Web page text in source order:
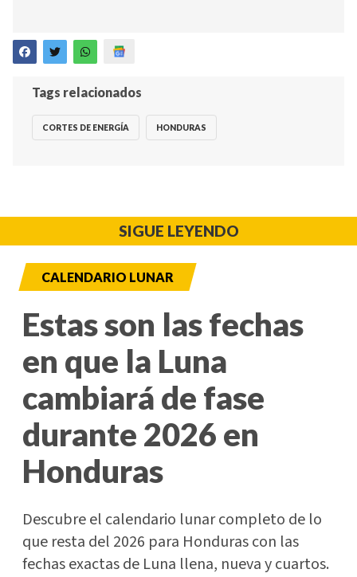
Tags relacionados
CORTES DE ENERGÍA HONDURAS
SIGUE LEYENDO
CALENDARIO LUNAR
Estas son las fechas
en que la Luna
cambiará de fase
durante 2026 en
Honduras
Descubre el calendario lunar completo de lo
que resta del 2026 para Honduras con las
fechas exactas de Luna llena, nueva y cuartos.